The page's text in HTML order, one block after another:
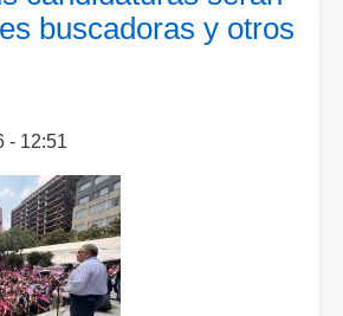
buscadoras y otros
- 12:51